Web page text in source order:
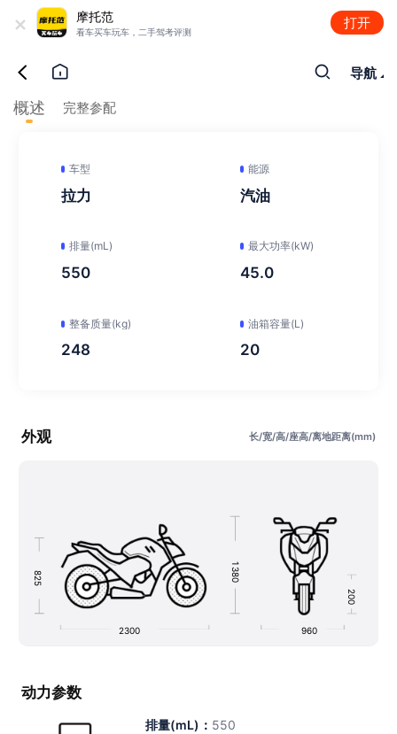
+ 摩托范
看车买车玩车，二手驾考评测
打开
导航
概述 完整参配
车型
拉力
能源
汽油
排量(mL)
550
最大功率(kW)
45.0
整备质量(kg)
248
油箱容量(L)
20
外观 长/宽/高/座高/离地距离(mm)
8
2
5
2300 960
1
3
8
0
2
0
0
动力参数
排量(mL)： 550